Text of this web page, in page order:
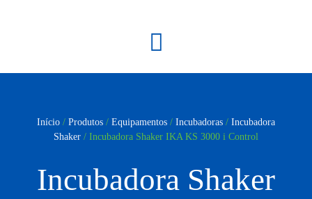
Início / Produtos / Equipamentos / Incubadoras / Incubadora
Shaker / Incubadora Shaker IKA KS 3000 i Control
Incubadora Shaker